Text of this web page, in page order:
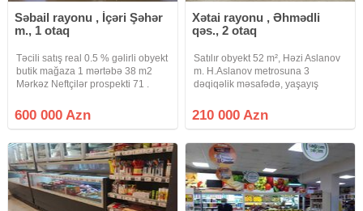
Səbail rayonu , İçəri Şəhər
m., 1 otaq
Təcili satış real 0.5 % gəlirli obyekt
butik mağaza 1 mərtəbə 38 m2
Mərkəz Neftçilər prospekti 71 .
çıxış.Əla təmir oroqinal dizayn.
İcarədarı var uzuz müddətli
600 000 Azn
Xətai rayonu , Əhmədli
qəs., 2 otaq
Satılır obyekt 52 m², Həzi Aslanov
m. H.Aslanov metrosuna 3
dəqiqəlik məsafədə, yaşayış
satılır!* Xətai rayonu, H.Aslanov
metrosunun çıxışına piyada 3
210 000 Azn